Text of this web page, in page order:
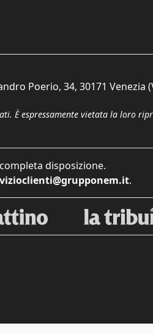
Poerio, 34, 30171 Venezia
È espressamente vietata la loro
disposizione.
.